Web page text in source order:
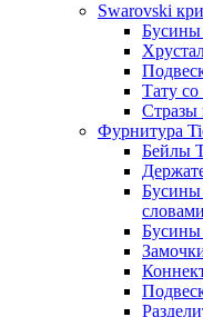
Swarovski
Бусины
Тату со
Стразы
Фурнитура
Бейлы
Бусины
словами
Бусины